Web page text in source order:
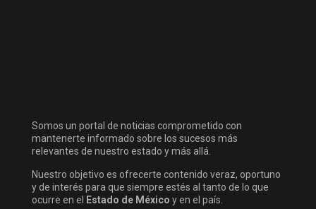
Somos un portal de noticias comprometido con
mantenerte informado sobre los sucesos más
relevantes de nuestro estado y más allá.
Nuestro objetivo es ofrecerte contenido veraz, oportuno
y de interés para que siempre estés al tanto de lo que
ocurre en el Estado de México y en el país.